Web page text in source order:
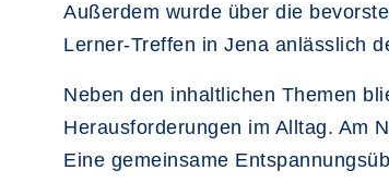
Außerdem wurde über die
Lerner-Treffen in Jena anlässlich
Neben den inhaltlichen Themen
Herausforderungen im Alltag. Am
Eine gemeinsame